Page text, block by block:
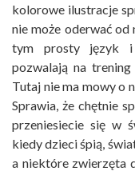
kolorowe ilustracje
nie może oderwać od
tym prosty język i
pozwalają na
Tutaj nie ma mowy o
Sprawia, że chętnie
przeniesiecie się w
kiedy dzieci śpią,
a niektóre zwierzęta